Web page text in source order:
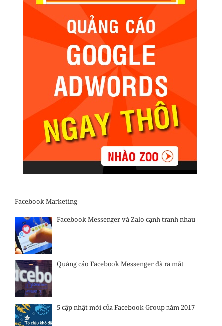
Facebook Marketing
Facebook Messenger và Zalo cạnh tranh nhau
Quảng cáo Facebook Messenger đã ra mắt
5 cập nhật mới của Facebook Group năm 2017